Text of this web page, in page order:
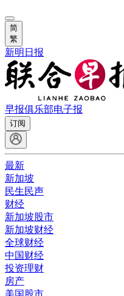
简
繁
新明日报
早报俱乐部电子报
订阅
最新
新加坡
民生民声
财经
新加坡股市
新加坡财经
全球财经
中国财经
投资理财
房产
美国股市